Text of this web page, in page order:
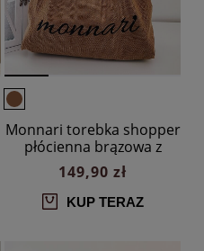
Monnari torebka shopper
płócienna brązowa z
czarnym logowana
149,90 zł
KUP TERAZ